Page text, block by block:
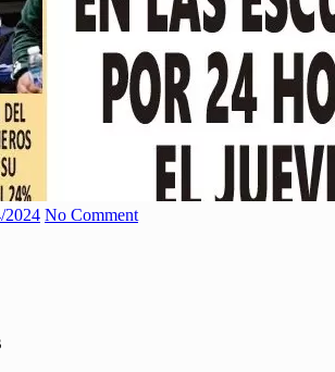
2024 No Comment